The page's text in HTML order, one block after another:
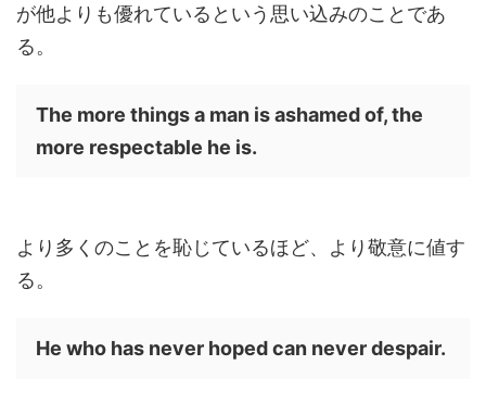
が他よりも優れているという思い込みのことであ
る。
The more things a man is ashamed of, the
more respectable he is.
より多くのことを恥じているほど、より敬意に値す
る。
He who has never hoped can never despair.